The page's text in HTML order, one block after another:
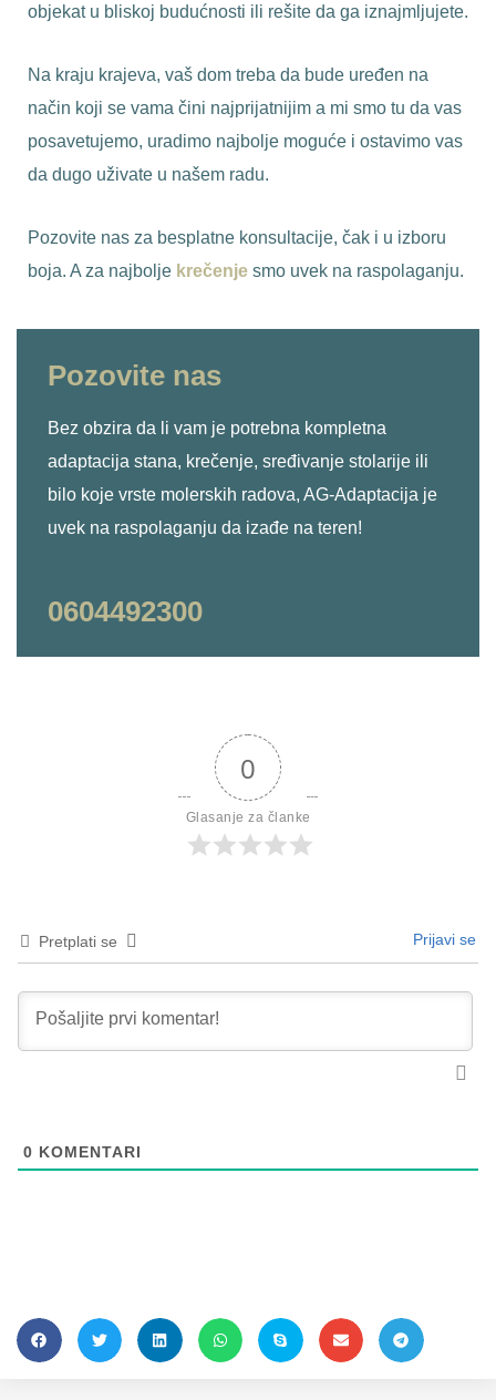
objekat u bliskoj budućnosti ili rešite da ga iznajmljujete.
Na kraju krajeva, vaš dom treba da bude uređen na
način koji se vama čini najprijatnijim a mi smo tu da vas
posavetujemo, uradimo najbolje moguće i ostavimo vas
da dugo uživate u našem radu.
Pozovite nas za besplatne konsultacije, čak i u izboru
boja. A za najbolje krečenje smo uvek na raspolaganju.
Pozovite nas
Bez obzira da li vam je potrebna kompletna
adaptacija stana, krečenje, sređivanje stolarije ili
bilo koje vrste molerskih radova, AG-Adaptacija je
uvek na raspolaganju da izađe na teren!
0604492300
0
Glasanje za članke
Pretplati se Prijavi se
0 KOMENTARI